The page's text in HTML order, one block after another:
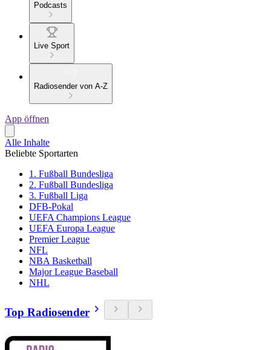
Podcasts
Live Sport
Radiosender von A-Z
App öffnen
Alle Inhalte
Beliebte Sportarten
1. Fußball Bundesliga
2. Fußball Bundesliga
3. Fußball Liga
DFB-Pokal
UEFA Champions League
UEFA Europa League
Premier League
NFL
NBA Basketball
Major League Baseball
NHL
Top Radiosender